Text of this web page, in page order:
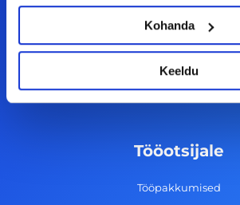
Kohanda
Keeldu
a
e
I
n
s
t
g
a
L
i
k
d
n
Tööotsijale
Tööpakkumised